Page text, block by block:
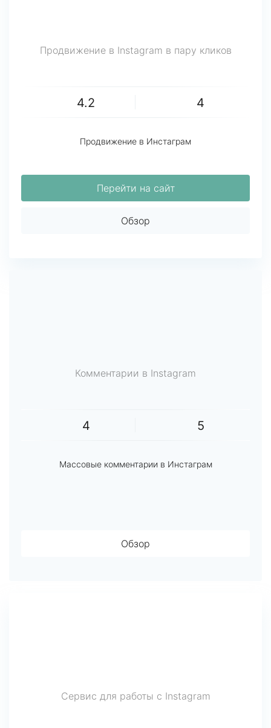
Продвижение в Instagram в пару кликов
4.2 4
Продвижение в Инстаграм
Перейти на сайт
Обзор
Комментарии в Instagram
4 5
Массовые комментарии в Инстаграм
Обзор
Сервис для работы с Instagram